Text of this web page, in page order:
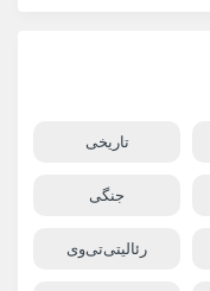
تاریخی
جنگی
رئالیتی‌تی‌وی